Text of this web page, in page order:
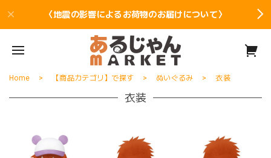
〈地震の影響によるお荷物のお届けについて〉
Home 【商品カテゴリ】で探す ぬいぐるみ 衣装
衣装